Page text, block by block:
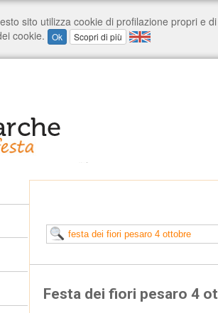
Festa dei fiori pesaro 4